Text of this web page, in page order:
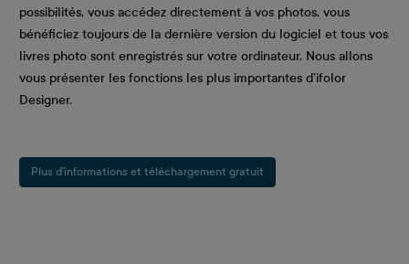
possibilités, vous accédez directement à vos photos, vous
bénéficiez toujours de la dernière version du logiciel et tous vos
livres photo sont enregistrés sur votre ordinateur. Nous allons
vous présenter les fonctions les plus importantes d’ifolor
Designer.
Plus d’informations et téléchargement gratuit